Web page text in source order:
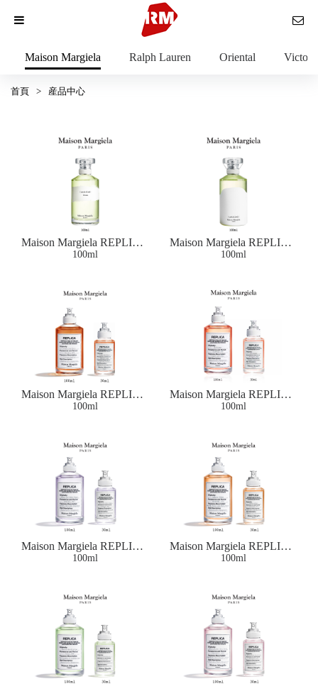
Maison Margiela Ralph Lauren Oriental Victor
首頁 > 産品中心
Maison Margiela REPLICA
UNTITLE EAU DE
100ml
Maison Margiela REPLICA
UNTITLE EAU DE
100ml
Maison Margiela REPLICA
UNDER THE STARS
100ml
Maison Margiela REPLICA
ON A DATE EAU DE
100ml
Maison Margiela REPLICA
WHEN THE RAIN
100ml
Maison Margiela REPLICA
AUTUMN VIBES EAU
100ml